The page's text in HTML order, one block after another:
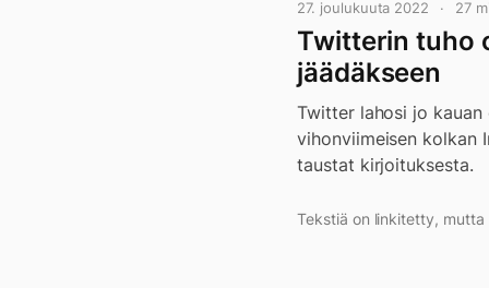
27. joulukuuta 2022 27
Twitterin tuho
jäädäkseen
Twitter lahosi jo
vihonviimeisen kolkan
taustat kirjoituksesta.
Tekstiä on linkitetty,